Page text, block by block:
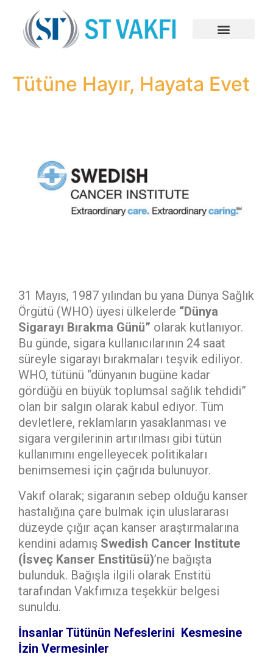
Tütüne Hayır, Hayata Evet
31 Mayıs, 1987 yılından bu yana Dünya Sağlık
Örgütü (WHO) üyesi ülkelerde “Dünya
Sigarayı Bırakma Günü” olarak kutlanıyor.
Bu günde, sigara kullanıcılarının 24 saat
süreyle sigarayı bırakmaları teşvik ediliyor.
WHO, tütünü “dünyanın bugüne kadar
gördüğü en büyük toplumsal sağlık tehdidi”
olan bir salgın olarak kabul ediyor. Tüm
devletlere, reklamların yasaklanması ve
sigara vergilerinin artırılması gibi tütün
kullanımını engelleyecek politikaları
benimsemesi için çağrıda bulunuyor.
Vakıf olarak; sigaranın sebep olduğu kanser
hastalığına çare bulmak için uluslararası
düzeyde çığır açan kanser araştırmalarına
kendini adamış Swedish Cancer Institute
(İsveç Kanser Enstitüsü)’ne bağışta
bulunduk. Bağışla ilgili olarak Enstitü
tarafından Vakfımıza teşekkür belgesi
sunuldu.
İnsanlar Tütünün Nefeslerini Kesmesine
İzin Vermesinler